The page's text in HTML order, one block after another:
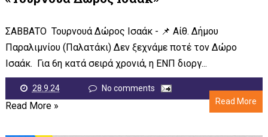
ΣΑΒΒΑΤΟ Τουρνουά Δώρος Ισαάκ - 📌 Αίθ. Δήμου
Παραλιμνίου (Παλατάκι) Δεν ξεχνάμε ποτέ τον Δώρο
Ισαάκ. Για 6η κατά σειρά χρονιά, η ΕΝΠ διοργ...
28.9.24
No comments
Read More
Read More »